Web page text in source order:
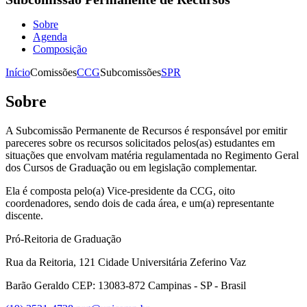
Sobre
Agenda
Composição
InícioComissõesCCGSubcomissõesSPR
Sobre
A Subcomissão Permanente de Recursos é responsável por emitir
pareceres sobre os recursos solicitados pelos(as) estudantes em
situações que envolvam matéria regulamentada no Regimento Geral
dos Cursos de Graduação ou em legislação complementar.
Ela é composta pelo(a) Vice-presidente da CCG, oito
coordenadores, sendo dois de cada área, e um(a) representante
discente.
Pró-Reitoria de Graduação
Rua da Reitoria, 121 Cidade Universitária Zeferino Vaz
Barão Geraldo CEP: 13083-872 Campinas - SP - Brasil